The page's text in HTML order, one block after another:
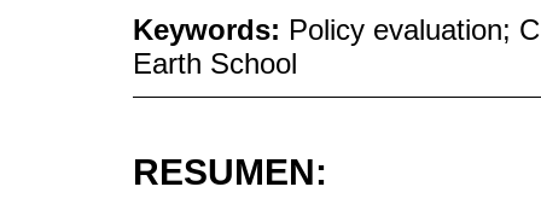
Keywords: Policy evaluation;
Earth School
RESUMEN: